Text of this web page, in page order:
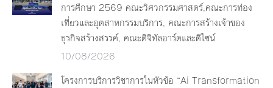
การศึกษา 2569 คณะวิศวกรรมศาสตร์,คณะการท่อง
เที่ยวและอุตสาหกรรมบริการ, คณะการสร้างเจ้าของ
ธุรกิจสร้างสรรค์, คณะดิจิทัลอาร์ตและดีไซน์
10/08/2026
โครงการบริการวิชาการในหัวข้อ “Ai Transformation